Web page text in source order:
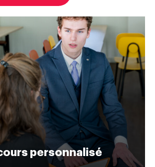
personnalisé